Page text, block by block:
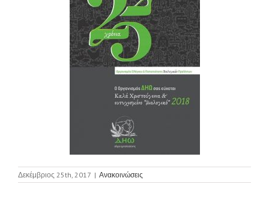
Δεκέμβριος 25th, 2017 | Ανακοινώσεις